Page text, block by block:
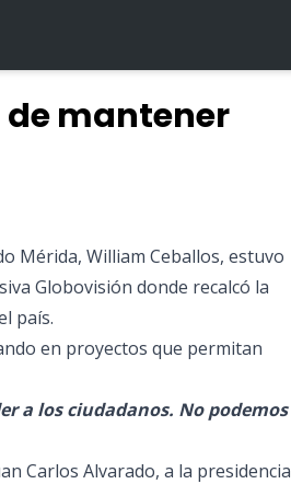
mantener
Mérida, William Ceballos, estuvo
Globovisión donde recalcó la
país.
en proyectos que permitan
a los ciudadanos. No podemos
Carlos Alvarado, a la presidencia